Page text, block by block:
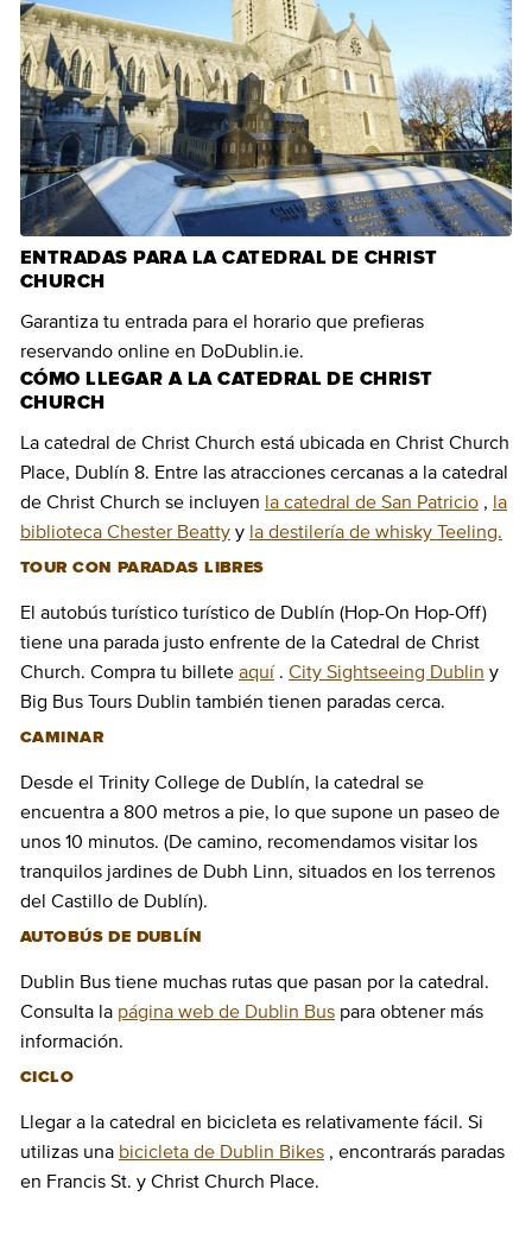
ENTRADAS PARA LA CATEDRAL DE CHRIST
CHURCH
Garantiza tu entrada para el horario que prefieras
reservando online en DoDublin.ie.
CÓMO LLEGAR A LA CATEDRAL DE CHRIST
CHURCH
La catedral de Christ Church está ubicada en Christ Church
Place, Dublín 8. Entre las atracciones cercanas a la catedral
de Christ Church se incluyen la catedral de San Patricio , la
biblioteca Chester Beatty y la destilería de whisky Teeling.
TOUR CON PARADAS LIBRES
El autobús turístico turístico de Dublín (Hop-On Hop-Off)
tiene una parada justo enfrente de la Catedral de Christ
Church. Compra tu billete aquí. City Sightseeing Dublin y
Big Bus Tours Dublin también tienen paradas cerca.
CAMINAR
Desde el Trinity College de Dublín, la catedral se
encuentra a 800 metros a pie, lo que supone un paseo de
unos 10 minutos. (De camino, recomendamos visitar los
tranquilos jardines de Dubh Linn, situados en los terrenos
del Castillo de Dublín).
AUTOBÚS DE DUBLÍN
Dublin Bus tiene muchas rutas que pasan por la catedral.
Consulta la página web de Dublin Bus para obtener más
información.
CICLO
Llegar a la catedral en bicicleta es relativamente fácil. Si
utilizas una bicicleta de Dublin Bikes , encontrarás paradas
en Francis St. y Christ Church Place.